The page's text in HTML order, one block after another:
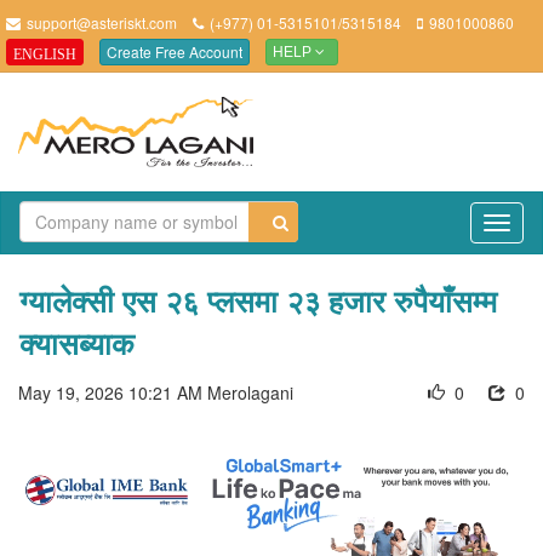
support@asteriskt.com (+977) 01-5315101/5315184 9801000860
ENGLISH Create Free Account HELP
ग्यालेक्सी एस २६ प्लसमा २३ हजार रुपैयाँसम्म
क्यासब्याक
May 19, 2026 10:21 AM Merolagani 0
0